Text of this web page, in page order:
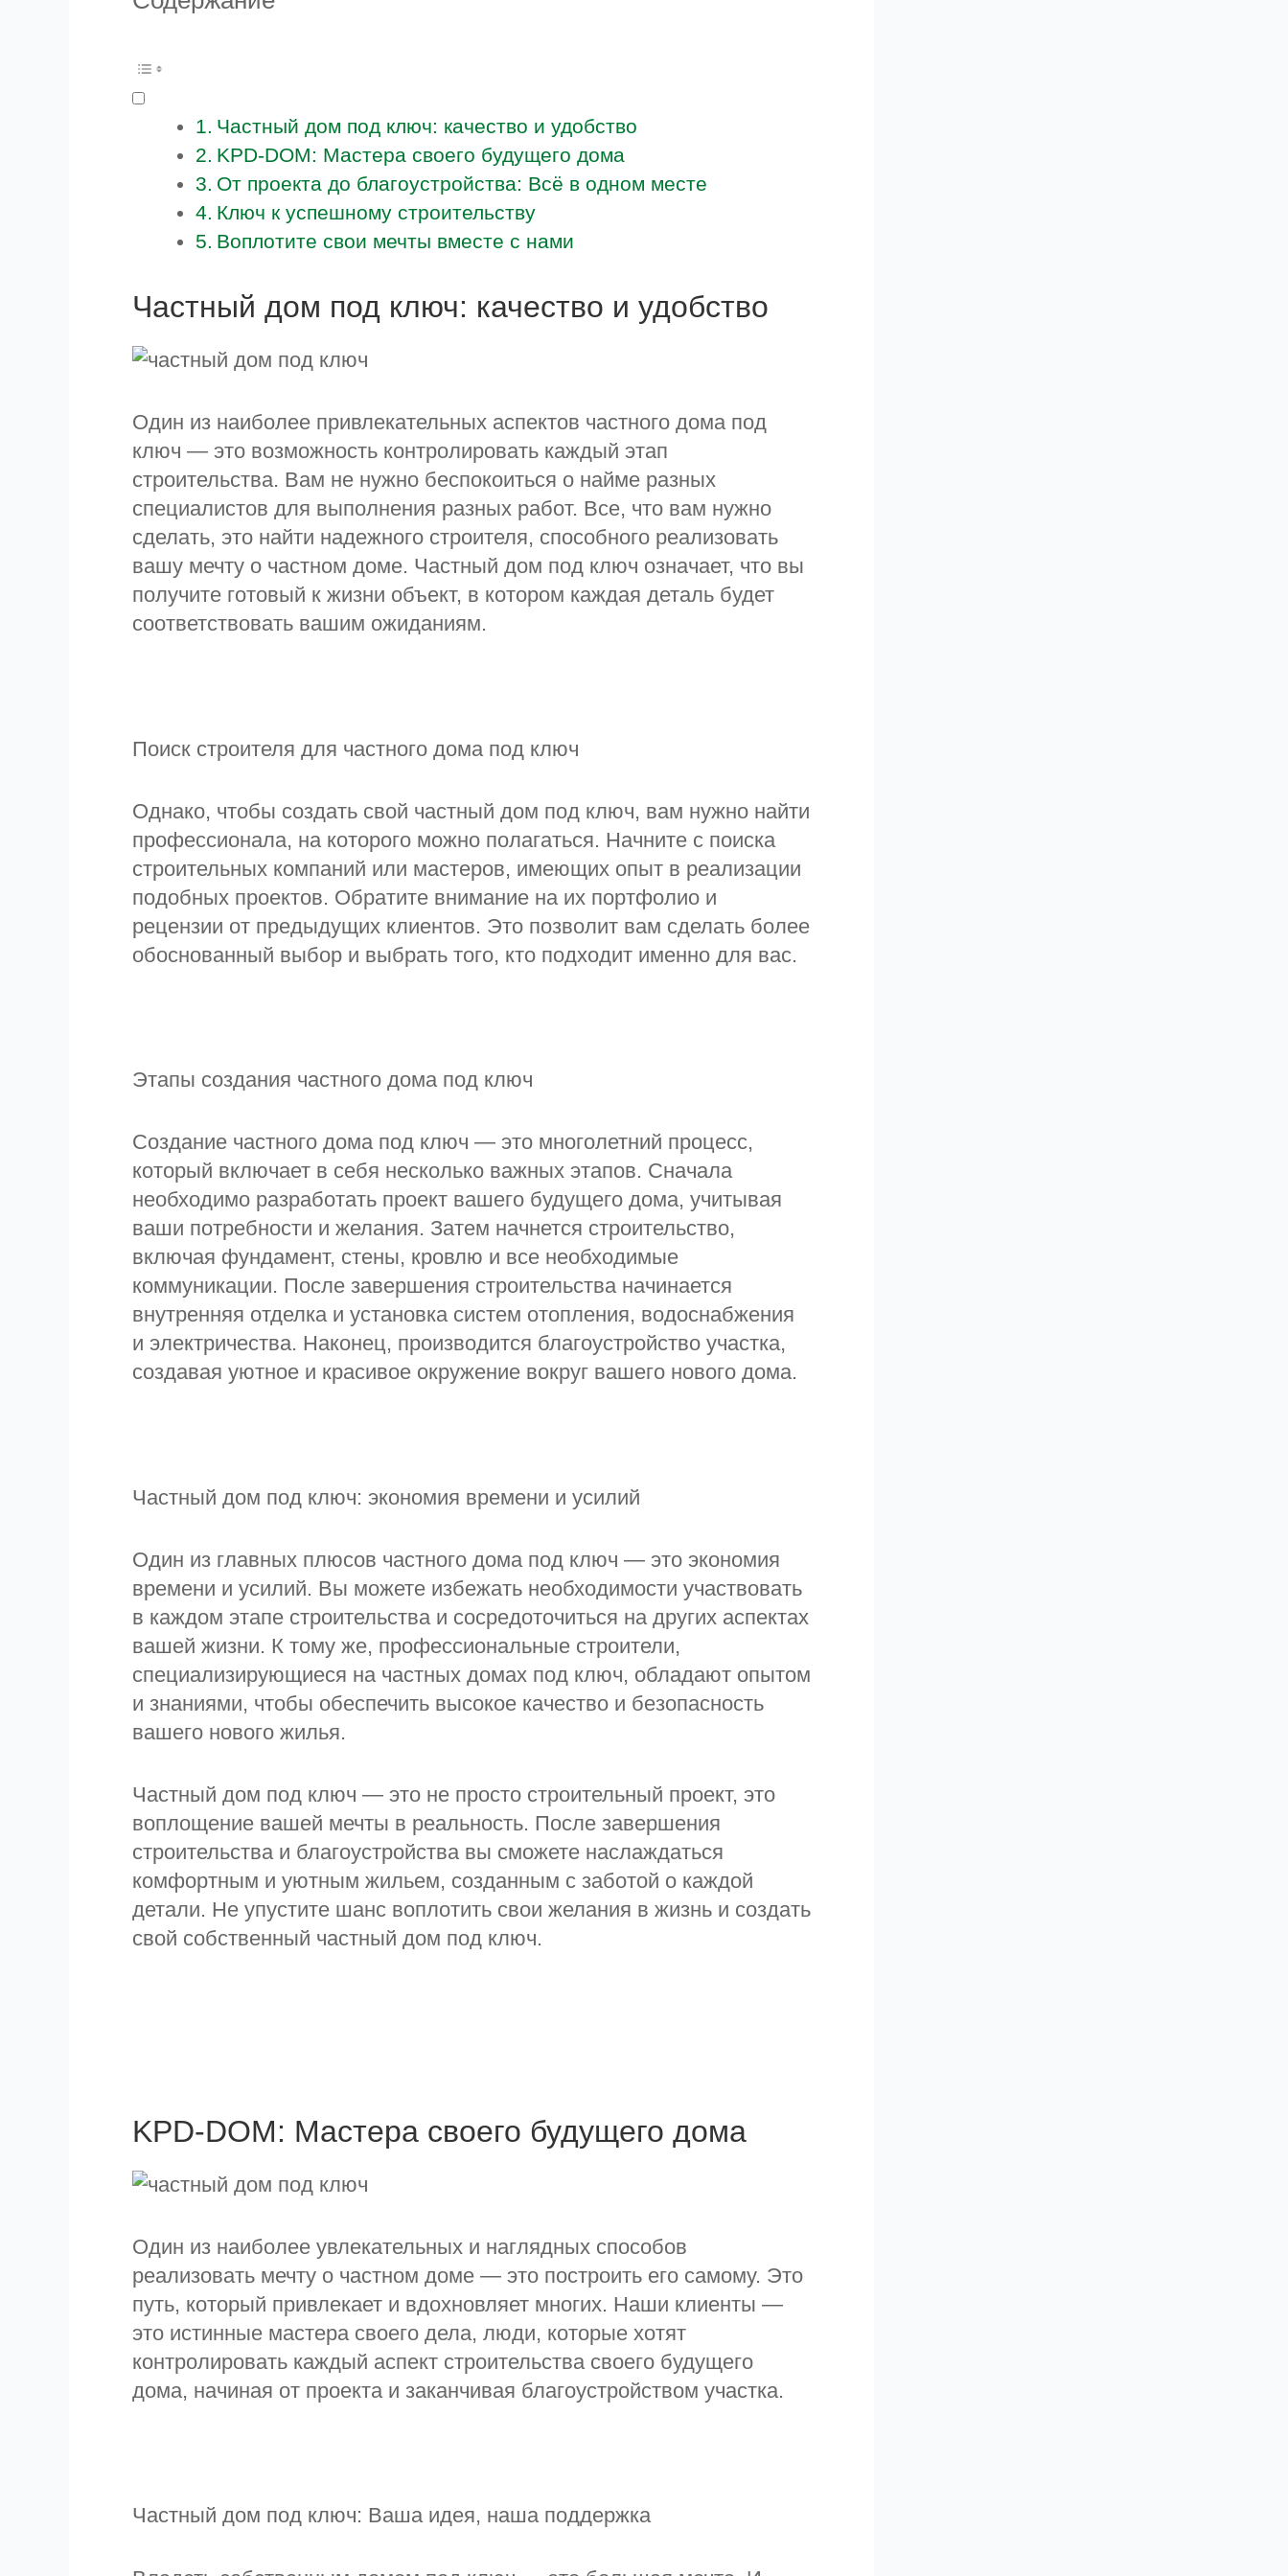
Частный дом под ключ: качество и удобство
KPD-DOM: Мастера своего будущего дома
От проекта до благоустройства: Всё в одном месте
Ключ к успешному строительству
Воплотите свои мечты вместе с нами
Частный дом под ключ: качество и удобство
Один из наиболее привлекательных аспектов частного дома под
ключ — это возможность контролировать каждый этап
строительства. Вам не нужно беспокоиться о найме разных
специалистов для выполнения разных работ. Все, что вам нужно
сделать, это найти надежного строителя, способного реализовать
вашу мечту о частном доме. Частный дом под ключ означает, что вы
получите готовый к жизни объект, в котором каждая деталь будет
соответствовать вашим ожиданиям.
Поиск строителя для частного дома под ключ
Однако, чтобы создать свой частный дом под ключ, вам нужно найти
профессионала, на которого можно полагаться. Начните с поиска
строительных компаний или мастеров, имеющих опыт в реализации
подобных проектов. Обратите внимание на их портфолио и
рецензии от предыдущих клиентов. Это позволит вам сделать более
обоснованный выбор и выбрать того, кто подходит именно для вас.
Этапы создания частного дома под ключ
Создание частного дома под ключ — это многолетний процесс,
который включает в себя несколько важных этапов. Сначала
необходимо разработать проект вашего будущего дома, учитывая
ваши потребности и желания. Затем начнется строительство,
включая фундамент, стены, кровлю и все необходимые
коммуникации. После завершения строительства начинается
внутренняя отделка и установка систем отопления, водоснабжения
и электричества. Наконец, производится благоустройство участка,
создавая уютное и красивое окружение вокруг вашего нового дома.
Частный дом под ключ: экономия времени и усилий
Один из главных плюсов частного дома под ключ — это экономия
времени и усилий. Вы можете избежать необходимости участвовать
в каждом этапе строительства и сосредоточиться на других аспектах
вашей жизни. К тому же, профессиональные строители,
специализирующиеся на частных домах под ключ, обладают опытом
и знаниями, чтобы обеспечить высокое качество и безопасность
вашего нового жилья.
Частный дом под ключ — это не просто строительный проект, это
воплощение вашей мечты в реальность. После завершения
строительства и благоустройства вы сможете наслаждаться
комфортным и уютным жильем, созданным с заботой о каждой
детали. Не упустите шанс воплотить свои желания в жизнь и создать
свой собственный частный дом под ключ.
KPD-DOM: Мастера своего будущего дома
Один из наиболее увлекательных и наглядных способов
реализовать мечту о частном доме — это построить его самому. Это
путь, который привлекает и вдохновляет многих. Наши клиенты —
это истинные мастера своего дела, люди, которые хотят
контролировать каждый аспект строительства своего будущего
дома, начиная от проекта и заканчивая благоустройством участка.
Частный дом под ключ: Ваша идея, наша поддержка